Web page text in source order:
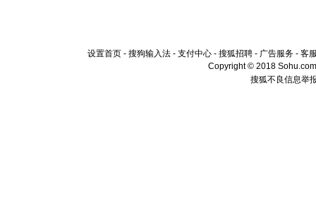
设置首页 - 搜狗输入法 - 支付中心 - 搜狐招聘 - 广告服务 - 客
Copyright © 2018
搜狐不良信息举